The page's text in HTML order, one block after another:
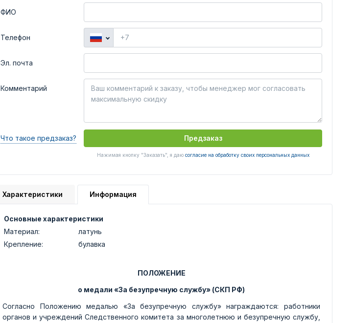
ФИО
Телефон
Эл. почта
Комментарий
Что такое предзаказ? Предзаказ
Нажимая кнопку "Заказать", я даю согласие на обработку своих персональных данных
Характеристики Информация
Основные характеристики
Материал:
латунь
Крепление:
булавка
ПОЛОЖЕНИЕ
о медали «За безупречную службу» (СКП РФ)
Согласно Положению медалью «За безупречную службу» награждаются: работники
органов и учреждений Следственного комитета за многолетнюю и безупречную службу,